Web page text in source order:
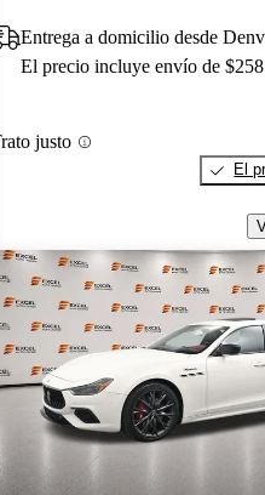
Entrega a domicilio desde
El precio incluye envío de $258
justo
El
este Aviso